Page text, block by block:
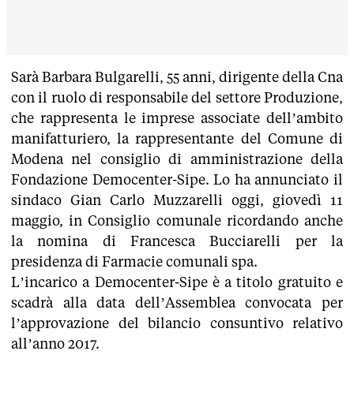
Sarà Barbara Bulgarelli, 55 anni, dirigente della Cna
con il ruolo di responsabile del settore Produzione,
che rappresenta le imprese associate dell’ambito
manifatturiero, la rappresentante del Comune di
Modena nel consiglio di amministrazione della
Fondazione Democenter-Sipe. Lo ha annunciato il
sindaco Gian Carlo Muzzarelli oggi, giovedì 11
maggio, in Consiglio comunale ricordando anche
la nomina di Francesca Bucciarelli per la
presidenza di Farmacie comunali spa.
L’incarico a Democenter-Sipe è a titolo gratuito e
scadrà alla data dell’Assemblea convocata per
l’approvazione del bilancio consuntivo relativo
all’anno 2017.